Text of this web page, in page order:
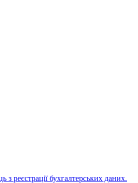
реєстрації бухгалтерських даних.